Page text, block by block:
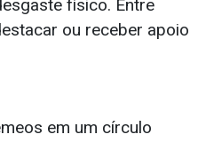
físico. Entre
ou receber apoio